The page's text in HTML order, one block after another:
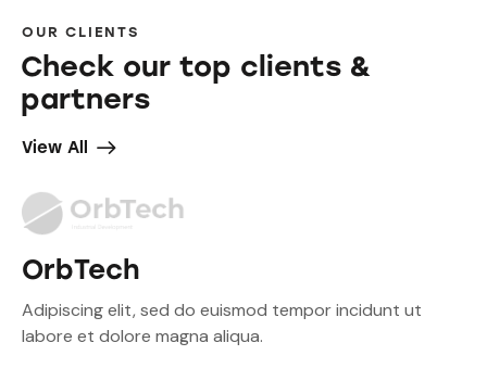
OUR CLIENTS
Check our top clients &
partners
View All
OrbTech
Adipiscing elit, sed do euismod tempor incidunt ut
labore et dolore magna aliqua.